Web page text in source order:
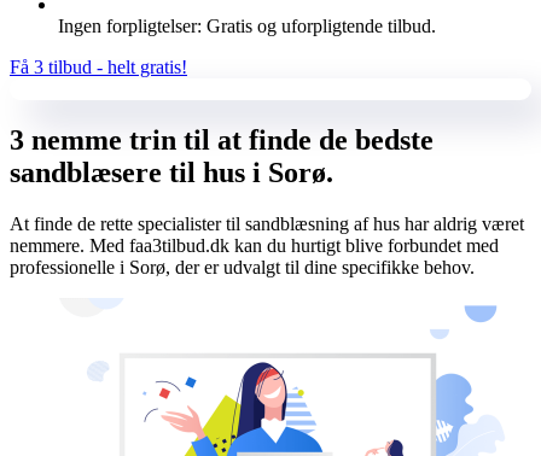
Ingen forpligtelser: Gratis og uforpligtende tilbud.
Få 3 tilbud - helt gratis!
3 nemme trin til at finde de bedste
sandblæsere til hus i Sorø.
At finde de rette specialister til sandblæsning af hus har aldrig været
nemmere. Med faa3tilbud.dk kan du hurtigt blive forbundet med
professionelle i Sorø, der er udvalgt til dine specifikke behov.